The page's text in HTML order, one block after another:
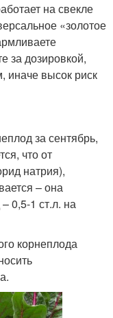
на свекле
«золотое
за дозировкой,
иначе высок риск
за сентябрь,
что от
натрия),
– она
0,5-1 ст.л. на
корнеплода